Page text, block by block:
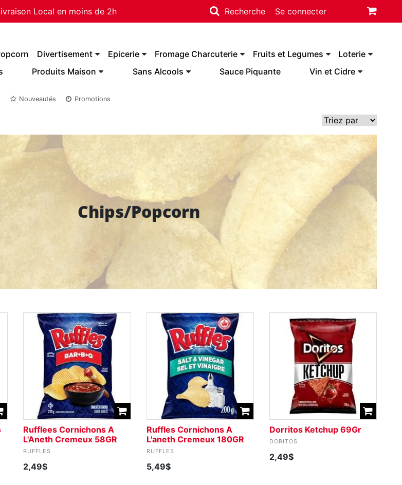
Local en moins de 2h Recherche Se connecter
Divertisement Epicerie Fromage Charcuterie Fruits et Legumes
Loterie
Produits Maison Sans Alcools Sauce Piquante Vin et Cidre
Nouveautés Promotions
Chips/Popcorn
Rufflees Cornichons A
L'Aneth Cremeux 58GR
RUFFLES
2,49$
Ruffles Cornichons A
L'aneth Cremeux 180GR
RUFFLES
5,49$
Dorritos Ketchup 69Gr
DORITOS
2,49$